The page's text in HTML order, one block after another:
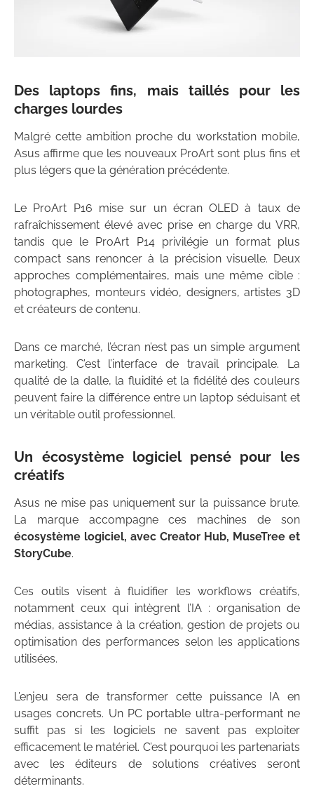
Des laptops fins, mais taillés pour les
charges lourdes
Malgré cette ambition proche du workstation mobile,
Asus affirme que les nouveaux ProArt sont plus fins et
plus légers que la génération précédente.
Le ProArt P16 mise sur un écran OLED à taux de
rafraîchissement élevé avec prise en charge du VRR,
tandis que le ProArt P14 privilégie un format plus
compact sans renoncer à la précision visuelle. Deux
approches complémentaires, mais une même cible :
photographes, monteurs vidéo, designers, artistes 3D
et créateurs de contenu.
Dans ce marché, l’écran n’est pas un simple argument
marketing. C’est l’interface de travail principale. La
qualité de la dalle, la fluidité et la fidélité des couleurs
peuvent faire la différence entre un laptop séduisant et
un véritable outil professionnel.
Un écosystème logiciel pensé pour les
créatifs
Asus ne mise pas uniquement sur la puissance brute.
La marque accompagne ces machines de son
écosystème logiciel, avec Creator Hub, MuseTree et
StoryCube.
Ces outils visent à fluidifier les workflows créatifs,
notamment ceux qui intègrent l’IA : organisation de
médias, assistance à la création, gestion de projets ou
optimisation des performances selon les applications
utilisées.
L’enjeu sera de transformer cette puissance IA en
usages concrets. Un PC portable ultra-performant ne
suffit pas si les logiciels ne savent pas exploiter
efficacement le matériel. C’est pourquoi les partenariats
avec les éditeurs de solutions créatives seront
déterminants.